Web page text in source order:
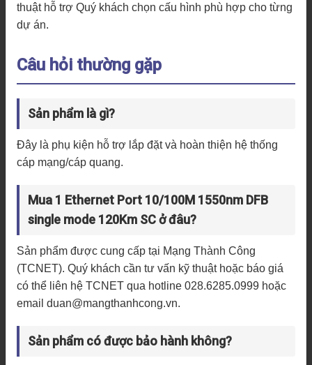
thuật hỗ trợ Quý khách chọn cấu hình phù hợp cho từng
dự án.
Câu hỏi thường gặp
Sản phẩm là gì?
Đây là phụ kiện hỗ trợ lắp đặt và hoàn thiện hệ thống
cáp mạng/cáp quang.
Mua 1 Ethernet Port 10/100M 1550nm DFB
single mode 120Km SC ở đâu?
Sản phẩm được cung cấp tại Mạng Thành Công
(TCNET). Quý khách cần tư vấn kỹ thuật hoặc báo giá
có thể liên hệ TCNET qua hotline 028.6285.0999 hoặc
email duan@mangthanhcong.vn.
Sản phẩm có được bảo hành không?